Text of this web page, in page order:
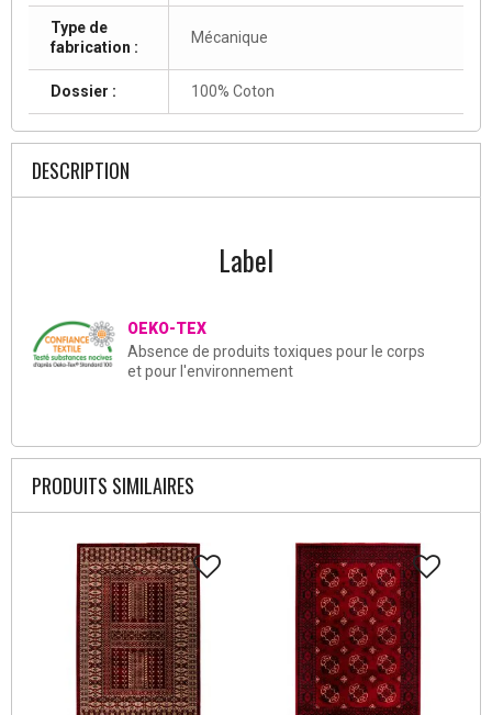
Type de
fabrication :
Mécanique
Dossier : 100% Coton
DESCRIPTION
Label
OEKO-TEX
Absence de produits toxiques pour le corps
et pour l'environnement
PRODUITS SIMILAIRES